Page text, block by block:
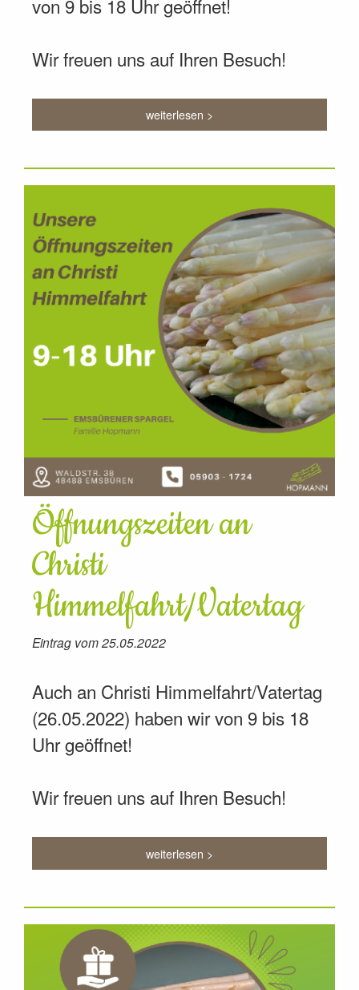
von 9 bis 18 Uhr geöffnet!
Wir freuen uns auf Ihren Besuch!
weiterlesen >
Öffnungszeiten an
Christi
Himmelfahrt/Vatertag
Eintrag vom 25.05.2022
Auch an Christi Himmelfahrt/Vatertag
(26.05.2022) haben wir von 9 bis 18
Uhr geöffnet!
Wir freuen uns auf Ihren Besuch!
weiterlesen >